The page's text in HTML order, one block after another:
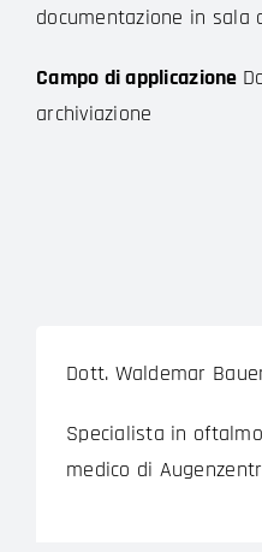
documentazione in sala
Campo di applicazione
archiviazione
Dott. Waldemar
Specialista in
medico di